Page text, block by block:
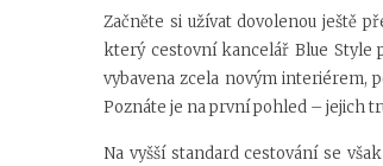
Začněte si užívat dovolenou ještě
který cestovní kancelář Blue Style
vybavena zcela novým interiérem,
Poznáte je na první pohled – jejich
Na vyšší standard cestování se